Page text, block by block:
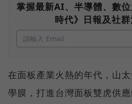
掌握最新AI、半導體、數
時代》日報及社
在面板產業火熱的年代，山
學膜，打進台灣面板雙虎供